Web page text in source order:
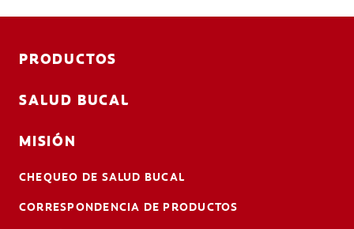
dientes.
PRODUCTOS
SALUD BUCAL
MISIÓN
CHEQUEO DE SALUD BUCAL
CORRESPONDENCIA DE PRODUCTOS